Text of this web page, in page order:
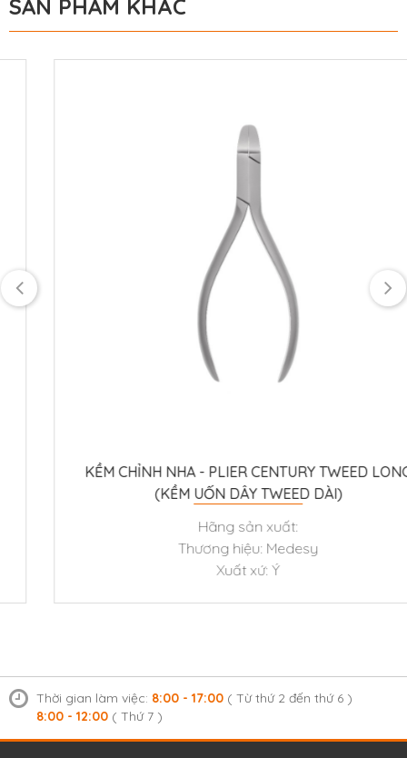
SẢN PHẨM KHÁC
KỀM CHỈNH NHA - PLIER CENTURY TWEED LONG
(KỀM UỐN DÂY TWEED DÀI)
Hãng sản xuất:
Thương hiệu: Medesy
Xuất xứ: Ý
Thời gian làm việc: 8:00 - 17:00 ( Từ thứ 2 đến thứ 6 )
8:00 - 12:00 ( Thứ 7 )